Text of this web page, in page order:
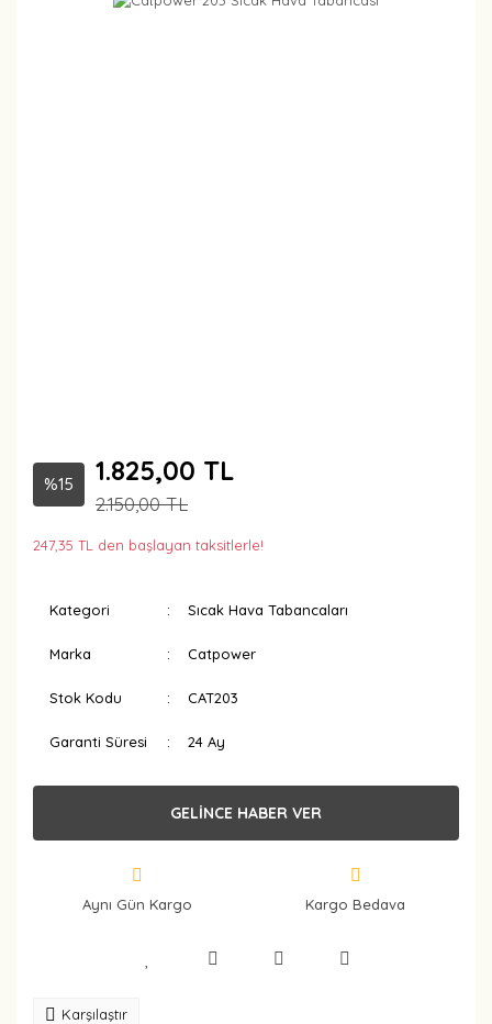
%15 1.825,00 TL
2.150,00 TL
247,35 TL den başlayan taksitlerle!
Kategori Sıcak Hava Tabancaları
Marka Catpower
Stok Kodu CAT203
Garanti Süresi 24 Ay
GELİNCE HABER VER
Aynı Gün Kargo Kargo Bedava
Karşılaştır